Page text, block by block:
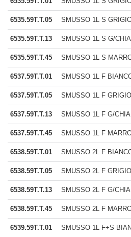
6535.59T.T.05 SMUSSO 1L S
6535.59T.T.13 SMUSSO 1L S G/
6535.59T.T.45 SMUSSO 1L S
6537.59T.T.01 SMUSSO 1L F
6537.59T.T.05 SMUSSO 1L F
6537.59T.T.13 SMUSSO 1L F G/
6537.59T.T.45 SMUSSO 1L F
6538.59T.T.01 SMUSSO 2L F
6538.59T.T.05 SMUSSO 2L F
6538.59T.T.13 SMUSSO 2L F G/
6538.59T.T.45 SMUSSO 2L F
6539.59T.T.01 SMUSSO 1L F+S